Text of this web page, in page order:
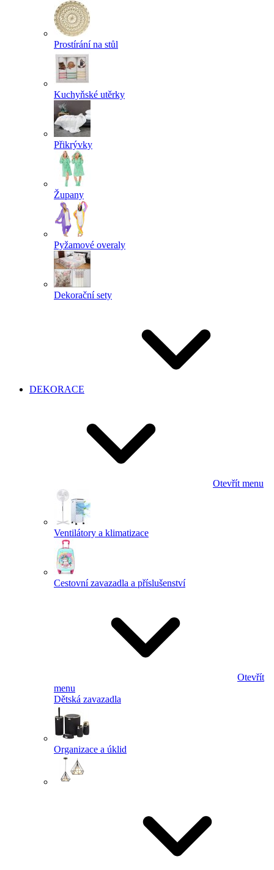
Prostírání na stůl
Kuchyňské utěrky
Přikrývky
Župany
Pyžamové overaly
Dekorační sety
DEKORACE
Otevřít menu
Ventilátory a klimatizace
Cestovní zavazadla a příslušenství
Otevřít
menu
Dětská zavazadla
Organizace a úklid